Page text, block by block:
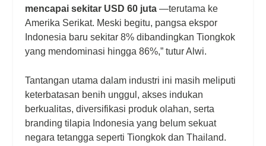
mencapai sekitar USD 60 juta —terutama ke
Amerika Serikat. Meski begitu, pangsa ekspor
Indonesia baru sekitar 8% dibandingkan Tiongkok
yang mendominasi hingga 86%,” tutur Alwi.
Tantangan utama dalam industri ini masih meliputi
keterbatasan benih unggul, akses indukan
berkualitas, diversifikasi produk olahan, serta
branding tilapia Indonesia yang belum sekuat
negara tetangga seperti Tiongkok dan Thailand.